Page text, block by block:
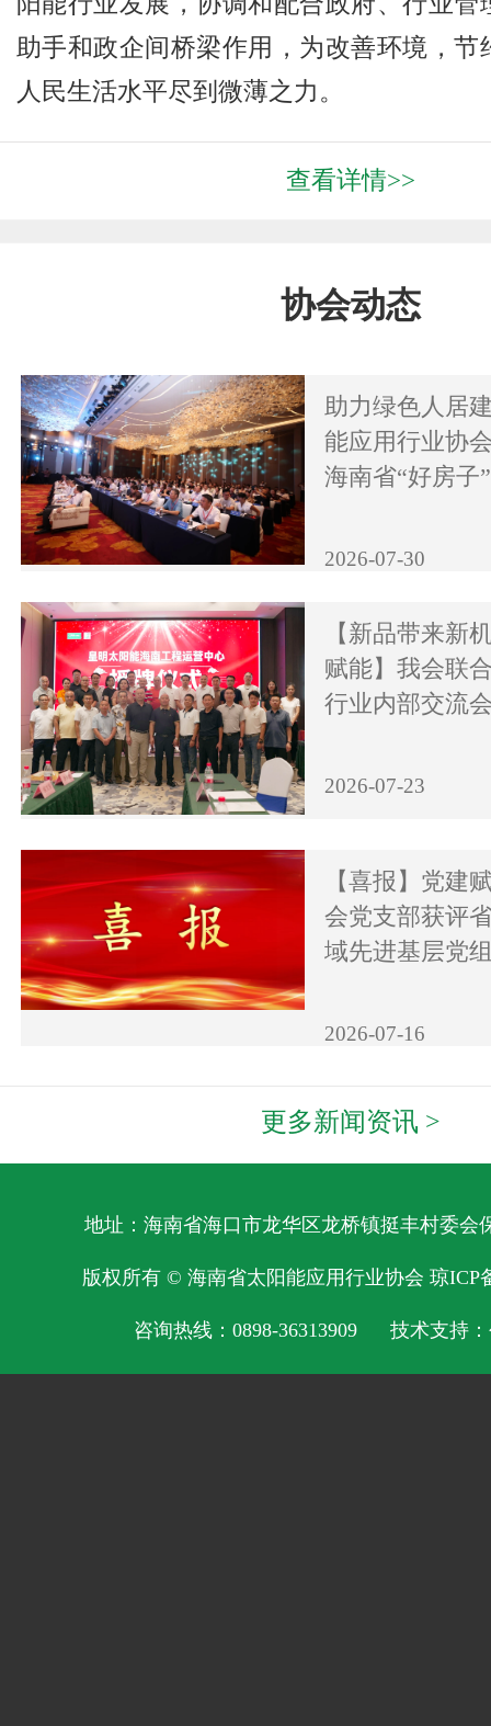
助手和政企间桥梁作用，为改善环境，节
人民生活水平尽到微薄之力。
查看详情>>
协会动态
助力绿色人居
能应用行业协
海南省“好房子
2026-07-30
【新品带来新
赋能】我会联
行业内部交流
2026-07-23
【喜报】党建
会党支部获评
域先进基层党
2026-07-16
更多新闻资讯 >
地址：海南省海口市龙华区龙桥镇挺丰村委会
版权所有 © 海南省太阳能应用行业协会琼ICP
咨询热线：0898-36313909 技术支持：